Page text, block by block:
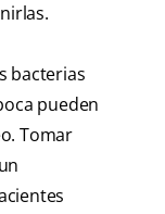
bacterias
pueden
Tomar